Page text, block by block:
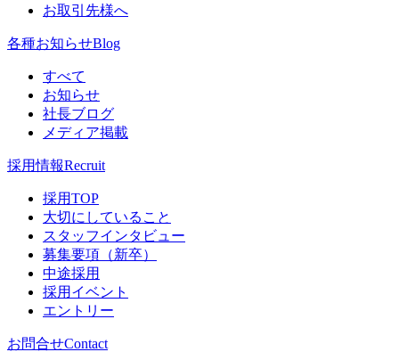
お取引先様へ
各種お知らせBlog
すべて
お知らせ
社長ブログ
メディア掲載
採用情報Recruit
採用TOP
大切にしていること
スタッフインタビュー
募集要項（新卒）
中途採用
採用イベント
エントリー
お問合せContact